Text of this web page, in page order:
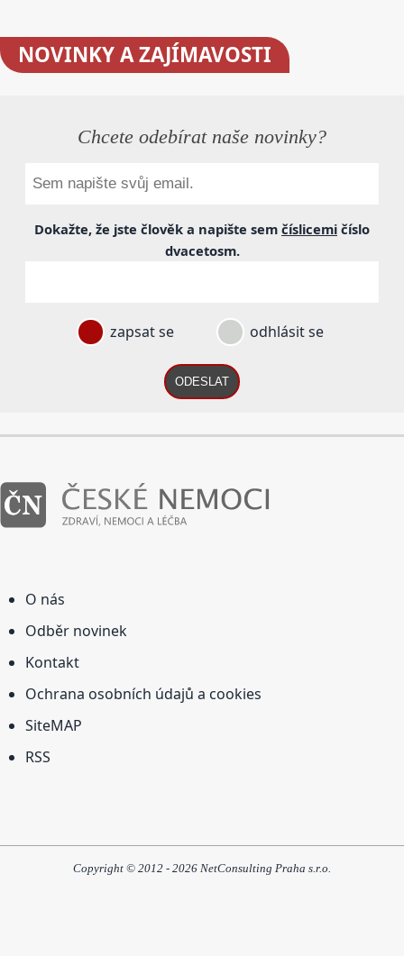
NOVINKYA ZAJÍMAVOSTI
Chcete odebírat naše novinky?
Dokažte, že jste člověk a napište sem číslicemi číslo
dvacetosm.
zapsat se odhlásit se
ODESLAT
O nás
Odběr novinek
Kontakt
Ochrana osobních údajů a cookies
SiteMAP
RSS
Copyright © 2012 - 2026 NetConsulting Praha s.r.o.